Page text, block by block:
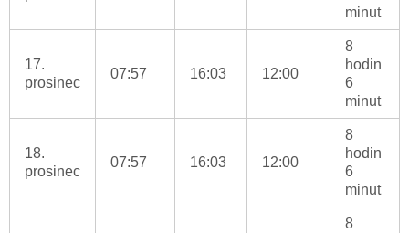
minut
17.
prosinec
07:57 16:03 12:00
8
hodin
6
minut
18.
prosinec
07:57 16:03 12:00
8
hodin
6
minut
8